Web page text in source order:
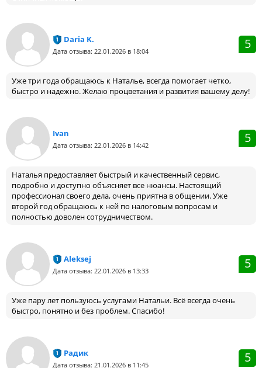
Daria K.
Дата отзыва: 22.01.2026 в 18:04 5
Уже три года обращаюсь к Наталье, всегда помогает четко,
быстро и надежно. Желаю процветания и развития вашему делу!
Ivan
Дата отзыва: 22.01.2026 в 14:42 5
Наталья предоставляет быстрый и качественный сервис,
подробно и доступно объясняет все нюансы. Настоящий
профессионал своего дела, очень приятна в общении. Уже
второй год обращаюсь к ней по налоговым вопросам и
полностью доволен сотрудничеством.
Aleksej
Дата отзыва: 22.01.2026 в 13:33 5
Уже пару лет пользуюсь услугами Натальи. Всё всегда очень
быстро, понятно и без проблем. Спасибо!
Радик
Дата отзыва: 21.01.2026 в 11:45 5